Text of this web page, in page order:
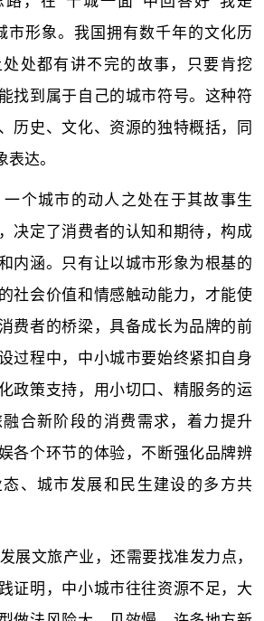
市形象。我国拥有数千年的文化历
处都有讲不完的故事，只要肯挖
找到属于自己的城市符号。这种符
历史、文化、资源的独特概括，同
达。
个城市的动人之处在于其故事生
决定了消费者的认知和期待，构成
内涵。只有让以城市形象为根基的
社会价值和情感触动能力，才能使
费者的桥梁，具备成长为品牌的前
过程中，中小城市要始终紧扣自身
政策支持，用小切口、精服务的运
合新阶段的消费需求，着力提升
各个环节的体验，不断强化品牌辨
、城市发展和民生建设的多方共
展文旅产业，还需要找准发力点，
证明，中小城市往往资源不足，大